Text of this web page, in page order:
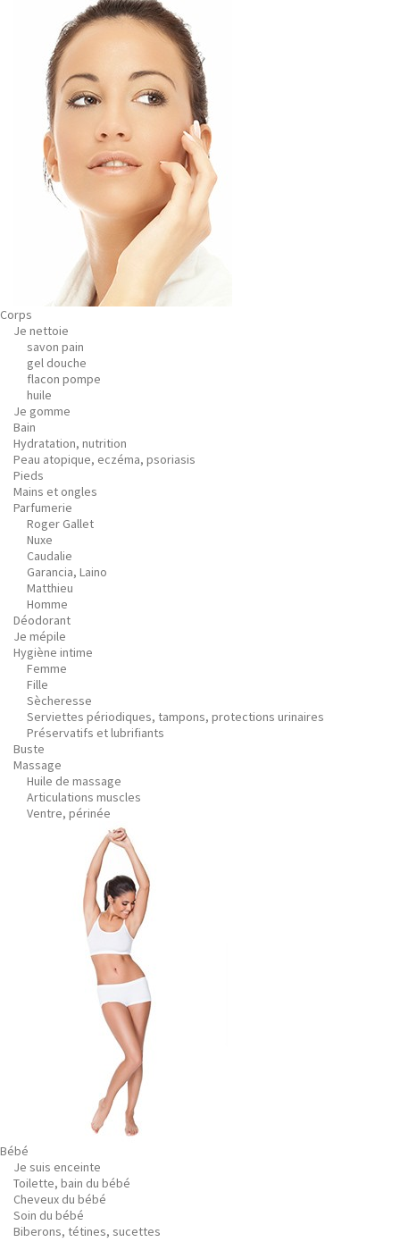
Corps
Je nettoie
savon pain
gel douche
flacon pompe
huile
Je gomme
Bain
Hydratation, nutrition
Peau atopique, eczéma, psoriasis
Pieds
Mains et ongles
Parfumerie
Roger Gallet
Nuxe
Caudalie
Garancia, Laino
Matthieu
Homme
Déodorant
Je mépile
Hygiène intime
Femme
Fille
Sècheresse
Serviettes périodiques, tampons, protections urinaires
Préservatifs et lubrifiants
Buste
Massage
Huile de massage
Articulations muscles
Ventre, périnée
Bébé
Je suis enceinte
Toilette, bain du bébé
Cheveux du bébé
Soin du bébé
Biberons, tétines, sucettes